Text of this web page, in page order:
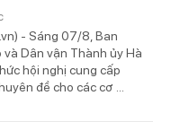
- Sáng 07/8, Ban
và Dân vận Thành ủy Hà
hội nghị cung cấp
đề cho các cơ ...